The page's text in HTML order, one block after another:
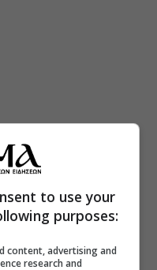
to use your
purposes:
content, advertising and
research and